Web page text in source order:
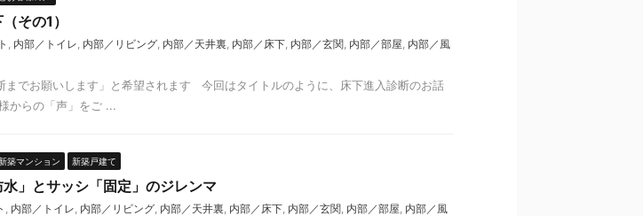
その1）
, 内部／トイレ, 内部／リビング, 内部／天井裏, 内部／床下, 内部／玄関, 内部／部屋, 内部／風
までお願いします」と希望されます 今回はタイトルのように、床下進入診断のお話
からの「声」をご ...
築マンション 新築戸建て
」とサッシ「固定」のジレンマ
, 内部／トイレ, 内部／リビング, 内部／天井裏, 内部／床下, 内部／玄関, 内部／部屋, 内部／風